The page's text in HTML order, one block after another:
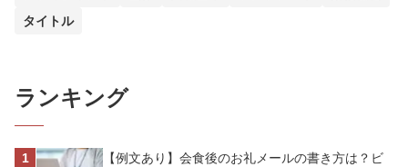
タイトル
ランキング
【例文あり】会食後のお礼メールの書き方は？ビ